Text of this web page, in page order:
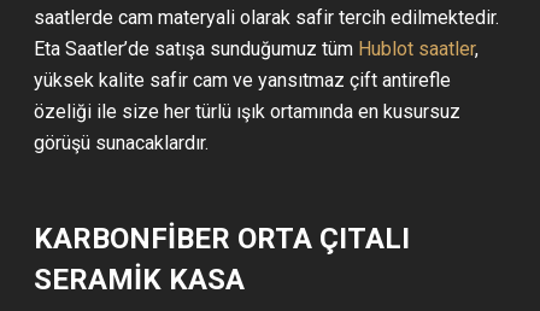
saatlerde cam materyali olarak safir tercih edilmektedir.
Eta Saatler’de satışa sunduğumuz tüm Hublot saatler,
yüksek kalite safir cam ve yansıtmaz çift antirefle
özeliği ile size her türlü ışık ortamında en kusursuz
görüşü sunacaklardır.
KARBONFİBER ORTA ÇITALI
SERAMİK KASA